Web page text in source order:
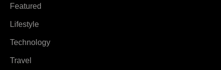
Featured
Lifestyle
Technology
Travel